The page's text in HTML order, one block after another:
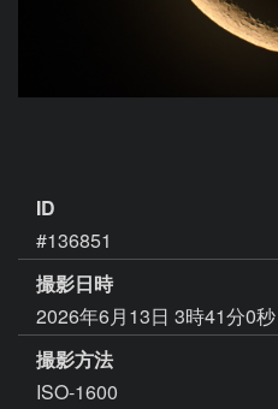
ID
#136851
撮影日時
2026年6月13日 3時41分0秒
撮影方法
ISO-1600